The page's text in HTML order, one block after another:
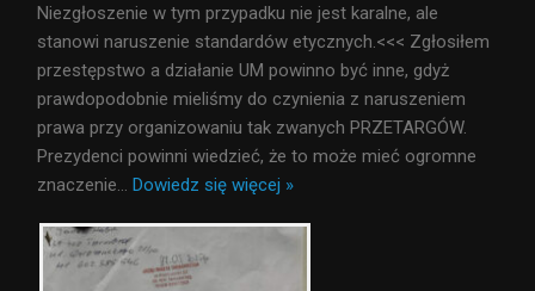
Niezgłoszenie w tym przypadku nie jest karalne, ale
stanowi naruszenie standardów etycznych.<<< Zgłosiłem
przestępstwo a działanie UM powinno być inne, gdyż
prawdopodobnie mieliśmy do czynienia z naruszeniem
prawa przy organizowaniu tak zwanych PRZETARGÓW.
Prezydenci powinni wiedzieć, że to może mieć ogromne
znaczenie… Dowiedz się więcej »